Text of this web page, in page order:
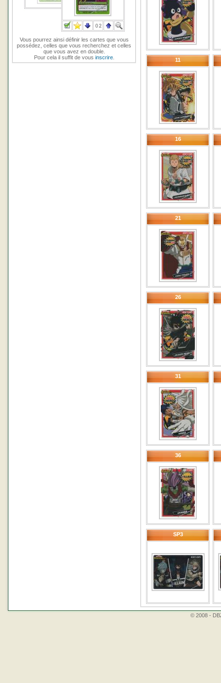
Vous pourrez ainsi définir les cartes que vous
possédez, celles que vous recherchez et celles
que vous avez en double.
Pour cela il suffit de vous inscrire. 11
16
21
26
31
36
SP3
© 2008 -